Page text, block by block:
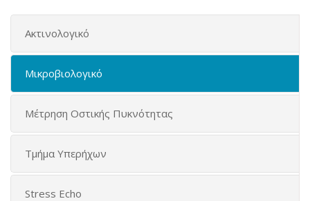
Ακτινολογικό
Μικροβιολογικό
Μέτρηση Οστικής Πυκνότητας
Τμήμα Υπερήχων
Stress Echo